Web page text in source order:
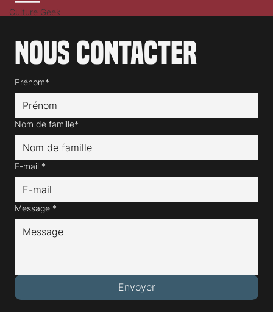
Culture Geek
Nous contacter
Prénom*
Nom de famille*
E-mail *
Message *
Envoyer